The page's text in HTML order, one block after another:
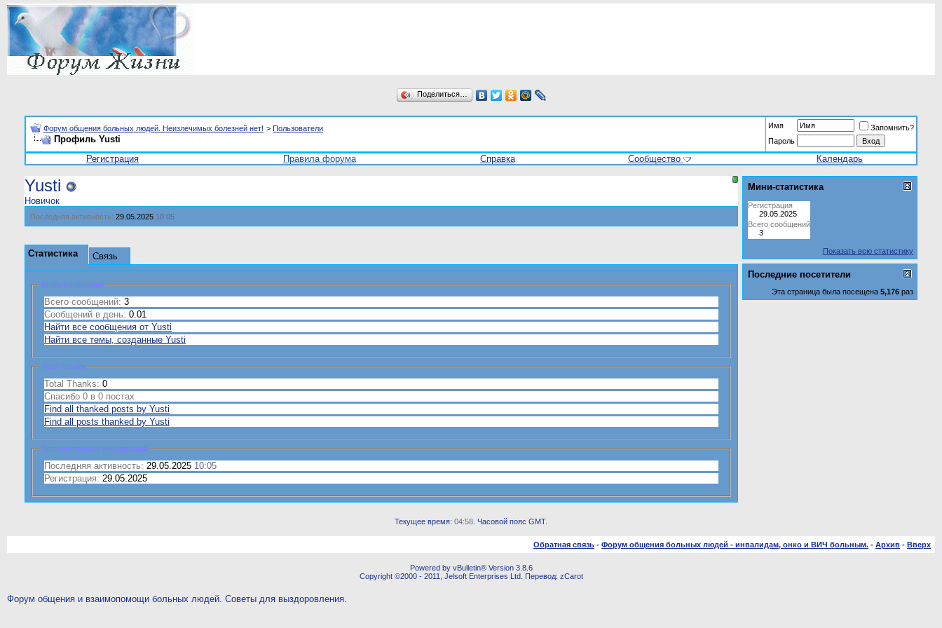
Поделиться…
Форум общения больных людей. Неизлечимых болезней нет! > Пользователи
Профиль Yusti
Имя
Запомнить?
Пароль
Регистрация Правила форума Справка Сообщество Календарь
Yusti
Новичок
Последняя активность: 29.05.2025 10:05
Статистика Связь
Всего сообщений
Всего сообщений: 3
Сообщений в день: 0.01
Найти все сообщения от Yusti
Найти все темы, созданные Yusti
Total Thanks
Total Thanks: 0
Спасибо 0 в 0 постах
Find all thanked posts by Yusti
Find all posts thanked by Yusti
Дополнительная информация
Последняя активность: 29.05.2025 10:05
Регистрация: 29.05.2025
Мини-статистика
Регистрация
29.05.2025
Всего сообщений
3
Показать всю статистику
Последние посетители
Эта страница была посещена 5,176 раз
Текущее время: 04:58 . Часовой пояс GMT.
Обратная связь - Форум общения больных людей - инвалидам, онко и ВИЧ больным. - Архив - Вверх
Powered by vBulletin® Version 3.8.6
Copyright ©2000 - 2011, Jelsoft Enterprises Ltd. Перевод: zCarot
Форум общения и взаимопомощи больных людей. Советы для выздоровления.